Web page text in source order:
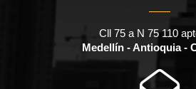
Cll 75 a N 75 110
Medellín - Antioquia -